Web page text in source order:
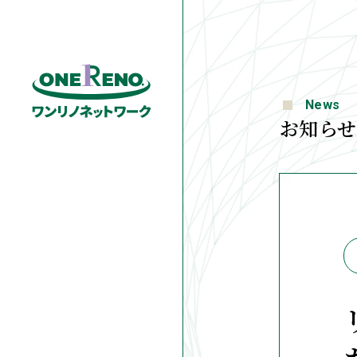
News
お知らせ